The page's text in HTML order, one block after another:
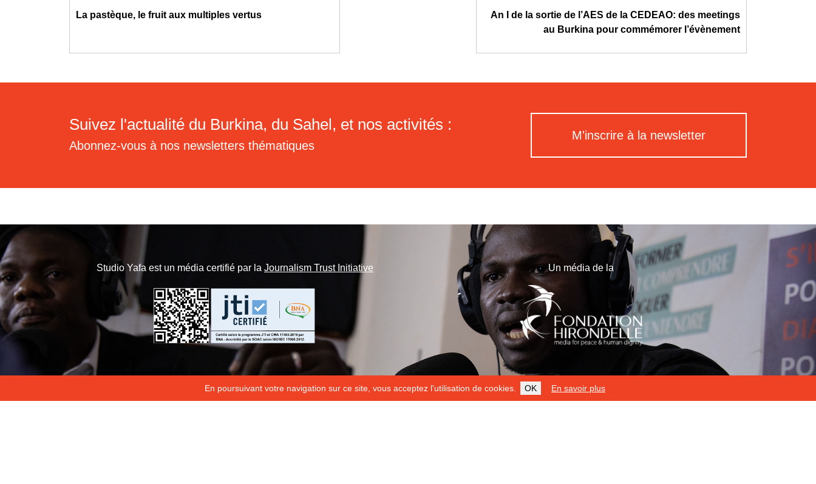
En poursuivant votre navigation sur ce site, vous acceptez l'utilisation de cookies. OK En savoir plus
La pastèque, le fruit aux multiples vertus
An I de la sortie de l’AES de la CEDEAO: des meetings
au Burkina pour commémorer l’évènement
Suivez l'actualité du Burkina, du Sahel, et nos activités :
Abonnez-vous à nos newsletters thématiques
M'inscrire à la newsletter
Studio Yafa est un média certifié par la Journalism Trust Initiative Un média de la
ILS NOUS SOUTIENNENT